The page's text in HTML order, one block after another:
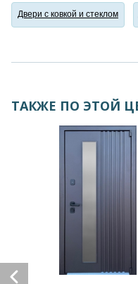
Двери с ковкой и стеклом
ТАКЖЕ ПО ЭТОЙ